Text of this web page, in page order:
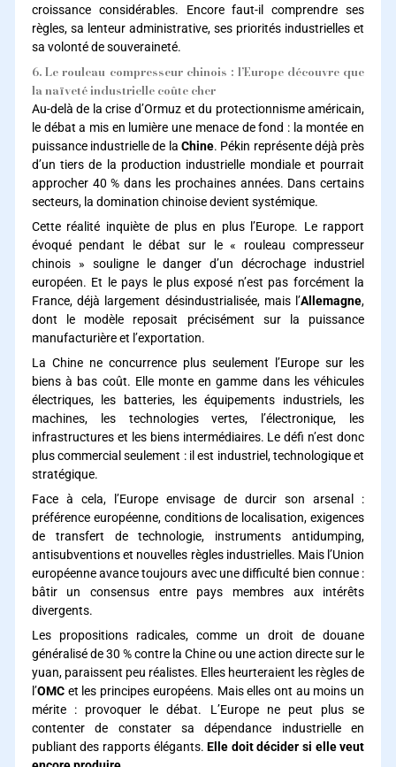
croissance considérables. Encore faut-il comprendre ses
règles, sa lenteur administrative, ses priorités industrielles et
sa volonté de souveraineté.
6. Le rouleau compresseur chinois : l’Europe découvre que
la naïveté industrielle coûte cher
Au-delà de la crise d’Ormuz et du protectionnisme américain,
le débat a mis en lumière une menace de fond : la montée en
puissance industrielle de la Chine. Pékin représente déjà près
d’un tiers de la production industrielle mondiale et pourrait
approcher 40 % dans les prochaines années. Dans certains
secteurs, la domination chinoise devient systémique.
Cette réalité inquiète de plus en plus l’Europe. Le rapport
évoqué pendant le débat sur le « rouleau compresseur
chinois » souligne le danger d’un décrochage industriel
européen. Et le pays le plus exposé n’est pas forcément la
France, déjà largement désindustrialisée, mais l’Allemagne,
dont le modèle reposait précisément sur la puissance
manufacturière et l’exportation.
La Chine ne concurrence plus seulement l’Europe sur les
biens à bas coût. Elle monte en gamme dans les véhicules
électriques, les batteries, les équipements industriels, les
machines, les technologies vertes, l’électronique, les
infrastructures et les biens intermédiaires. Le défi n’est donc
plus commercial seulement : il est industriel, technologique et
stratégique.
Face à cela, l’Europe envisage de durcir son arsenal :
préférence européenne, conditions de localisation, exigences
de transfert de technologie, instruments antidumping,
antisubventions et nouvelles règles industrielles. Mais l’Union
européenne avance toujours avec une difficulté bien connue :
bâtir un consensus entre pays membres aux intérêts
divergents.
Les propositions radicales, comme un droit de douane
généralisé de 30 % contre la Chine ou une action directe sur le
yuan, paraissent peu réalistes. Elles heurteraient les règles de
l’OMCet les principes européens. Mais elles ont au moins un
mérite : provoquer le débat. L’Europe ne peut plus se
contenter de constater sa dépendance industrielle en
publiant des rapports élégants.Elle doit décider si elle veut